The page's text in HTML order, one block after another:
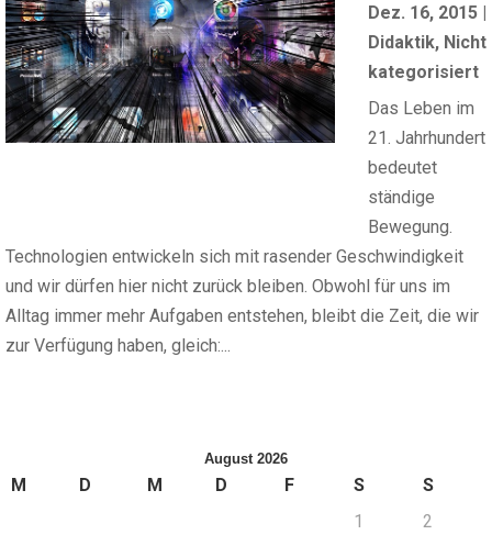
Dez. 16, 2015 |
Didaktik, Nicht
kategorisiert
Das Leben im
21. Jahrhundert
bedeutet
ständige
Bewegung.
Technologien entwickeln sich mit rasender Geschwindigkeit
und wir dürfen hier nicht zurück bleiben. Obwohl für uns im
Alltag immer mehr Aufgaben entstehen, bleibt die Zeit, die wir
zur Verfügung haben, gleich:...
August 2026
M D M D F S
S
1
2